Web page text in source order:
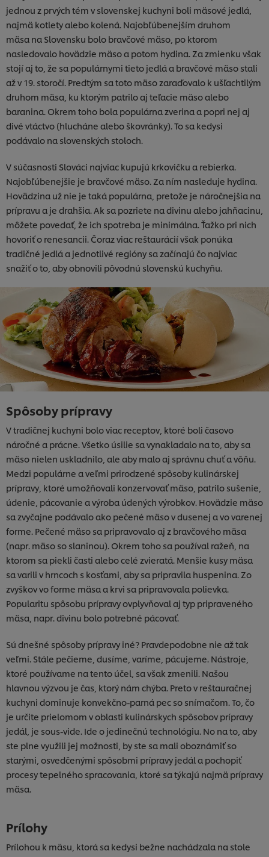
jednou z prvých tém v slovenskej kuchyni boli mäsové jedlá,
najmä kotlety alebo kolená. Najobľúbenejším druhom
mäsa na Slovensku bolo bravčové mäso, po ktorom
nasledovalo hovädzie mäso a potom hydina. Za zmienku však
stojí aj to, že sa populárnymi tieto jedlá a bravčové mäso stali
až v 19. storočí. Predtým sa toto mäso zaraďovalo k ušľachtilým
druhom mäsa, ku ktorým patrilo aj teľacie mäso alebo
baranina. Okrem toho bola populárna zverina a popri nej aj
divé vtáctvo (hlucháne alebo škovránky). To sa kedysi
podávalo na slovenských stoloch.
V súčasnosti Slováci najviac kupujú krkovičku a rebierka.
Najobľúbenejšie je bravčové mäso. Za ním nasleduje hydina.
Hovädzina už nie je taká populárna, pretože je náročnejšia na
prípravu a je drahšia. Ak sa pozriete na divinu alebo jahňacinu,
môžete povedať, že ich spotreba je minimálna. Ťažko pri nich
hovoriť o renesancii. Čoraz viac reštaurácií však ponúka
tradičné jedlá a jednotlivé regióny sa začínajú čo najviac
snažiť o to, aby obnovili pôvodnú slovenskú kuchyňu.
Spôsoby prípravy
V tradičnej kuchyni bolo viac receptov, ktoré boli časovo
náročné a prácne. Všetko úsilie sa vynakladalo na to, aby sa
mäso nielen uskladnilo, ale aby malo aj správnu chuť a vôňu.
Medzi populárne a veľmi prirodzené spôsoby kulinárskej
prípravy, ktoré umožňovali konzervovať mäso, patrilo sušenie,
údenie, pácovanie a výroba údených výrobkov. Hovädzie mäso
sa zvyčajne podávalo ako pečené mäso v dusenej a vo varenej
forme. Pečené mäso sa pripravovalo aj z bravčového mäsa
(napr. mäso so slaninou). Okrem toho sa používal ražeň, na
ktorom sa piekli časti alebo celé zvieratá. Menšie kusy mäsa
sa varili v hrncoch s kosťami, aby sa pripravila huspenina. Zo
zvyškov vo forme mäsa a krvi sa pripravovala polievka.
Popularitu spôsobu prípravy ovplyvňoval aj typ pripraveného
mäsa, napr. divinu bolo potrebné pácovať.
Sú dnešné spôsoby prípravy iné? Pravdepodobne nie až tak
veľmi. Stále pečieme, dusíme, varíme, pácujeme. Nástroje,
ktoré používame na tento účel, sa však zmenili. Našou
hlavnou výzvou je čas, ktorý nám chýba. Preto v reštauračnej
kuchyni dominuje konvekčno-parná pec so snímačom. To, čo
je určite prielomom v oblasti kulinárskych spôsobov prípravy
jedál, je sous-vide. Ide o jedinečnú technológiu. No na to, aby
ste plne využili jej možnosti, by ste sa mali oboznámiť so
starými, osvedčenými spôsobmi prípravy jedál a pochopiť
procesy tepelného spracovania, ktoré sa týkajú najmä prípravy
mäsa.
Prílohy
Prílohou k mäsu, ktorá sa kedysi bežne nachádzala na stole